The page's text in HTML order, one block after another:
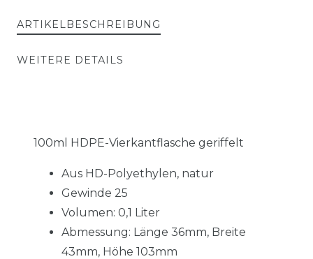
ARTIKELBESCHREIBUNG
WEITERE DETAILS
100ml HDPE-Vierkantflasche geriffelt
Aus HD-Polyethylen, natur
Gewinde 25
Volumen: 0,1 Liter
Abmessung: Länge 36mm, Breite
43mm, Höhe 103mm